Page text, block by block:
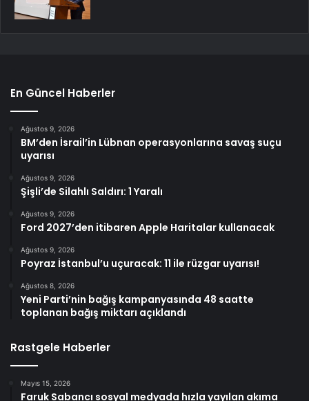
En Güncel Haberler
Ağustos 9, 2026
BM’den İsrail’in Lübnan operasyonlarına savaş suçu
uyarısı
Ağustos 9, 2026
Şişli’de Silahlı Saldırı: 1 Yaralı
Ağustos 9, 2026
Ford 2027’den itibaren Apple Haritalar kullanacak
Ağustos 9, 2026
Poyraz İstanbul’u uçuracak: 11 ile rüzgar uyarısı!
Ağustos 8, 2026
Yeni Parti’nin bağış kampanyasında 48 saatte
toplanan bağış miktarı açıklandı
Rastgele Haberler
Mayıs 15, 2026
Faruk Sabancı sosyal medyada hızla yayılan akıma